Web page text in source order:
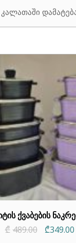
was:
კალათაში
ქვაბების
₾ 489.00
Original
₾349.00